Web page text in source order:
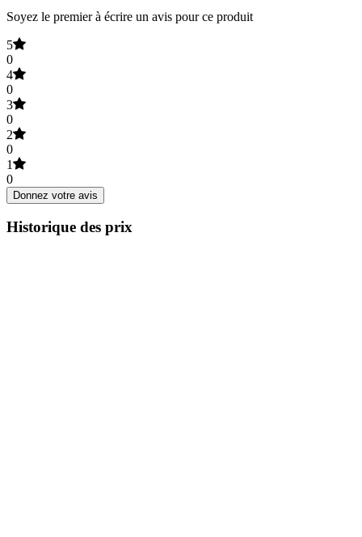
Soyez le premier à écrire un avis pour ce produit
5
0
4
0
3
0
2
0
1
0
Donnez votre avis
Historique des prix